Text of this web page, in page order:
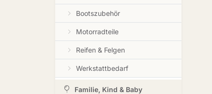
Bootszubehör
Motorradteile
Reifen & Felgen
Werkstattbedarf
Familie, Kind & Baby